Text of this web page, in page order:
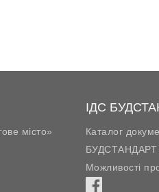
місто»
ІДС
Каталог
БУДСТАНДАРТ
Можливості